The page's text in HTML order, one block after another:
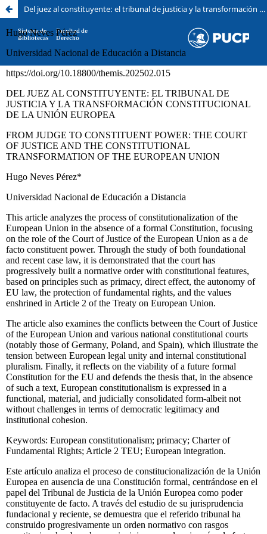
Sistema de
Bibliotecas
Facultad de
Derecho
Del juez al constituyente: el tribunal de justicia y la transformación constitucional de la Unión Europea